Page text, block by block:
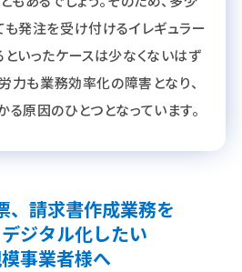
発注を受け付けるイレギュラー
いったケースは少なくないはず
労力も業務効率化の障害となり、
原因のひとつとなっています。
、請求書作成業務を
ジタル化したい
事業者様へ